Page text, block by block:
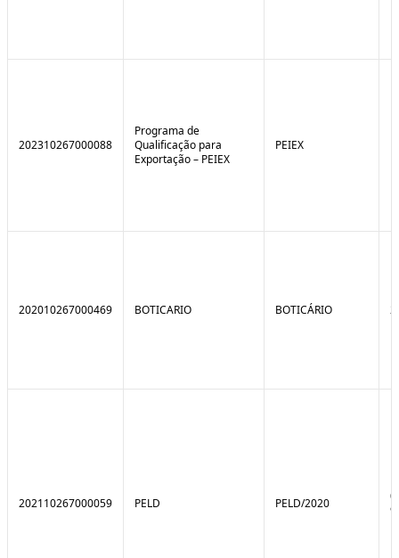
202310267000088
Programa de
Qualificação para
Exportação – PEIEX
PEIEX
202010267000469 BOTICARIO BOTICÁRIO
202110267000059 PELD PELD/2020